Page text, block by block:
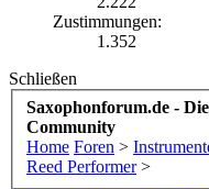
Zustimmungen:
1.352
Schließen
Saxophonforum.de -
Community
Home Foren >
Reed Performer >